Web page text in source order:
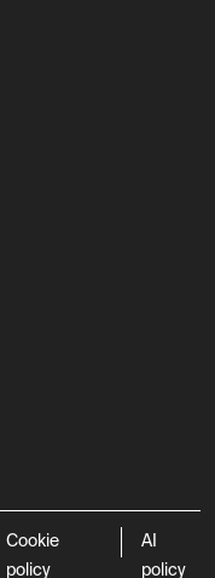
Cookie
policy
AI
policy